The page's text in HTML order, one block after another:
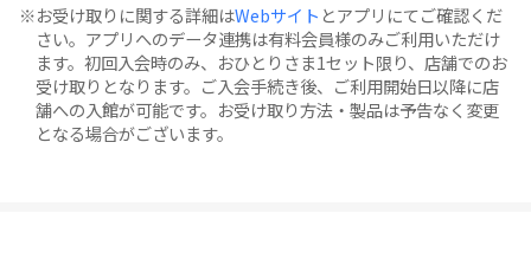
お受け取りに関する詳細はWebサイト とアプリにてご確認くだ
さい。アプリへのデータ連携は有料会員様のみご利用いただけ
ます。初回入会時のみ、おひとりさま1セット限り、店舗でのお
受け取りとなります。ご入会手続き後、ご利用開始日以降に店
舗への入館が可能です。お受け取り方法・製品は予告なく変更
となる場合がございます。